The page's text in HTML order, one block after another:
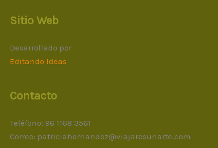
Sitio Web
Desarrollado por
Editando Ideas
Contacto
Teléfono: 96 1168 3561
Correo: patriciahernandez@viajaresunarte.com